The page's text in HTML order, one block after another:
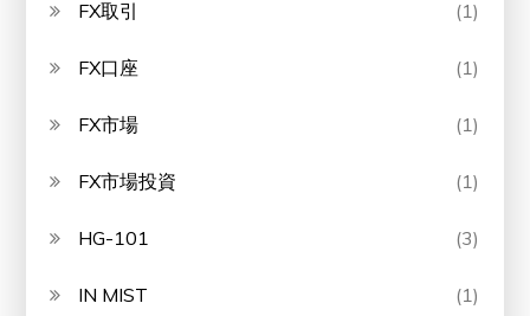
FX取引 (1)
FX口座 (1)
FX市場 (1)
FX市場投資 (1)
HG-101 (3)
IN MIST (1)